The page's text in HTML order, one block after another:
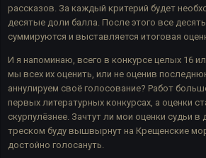
рассказов. За каждый критерий будет
десятые доли балла. После этого все
суммируются и выставляется итоговая
И я напоминаю, всего в конкурсе целых 16
мы всех их оценить, или не оценив
аннулируем своё голосование? Работ
первых литературных конкурсах, а оценки
скурпулёзнее. Зачтут ли мои оценки судьи в
треском буду вышвырнут на Крещенские
достойно голосануть.